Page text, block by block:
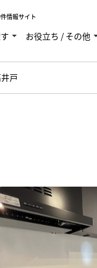
情報サイト
お役立ち / その他
戸